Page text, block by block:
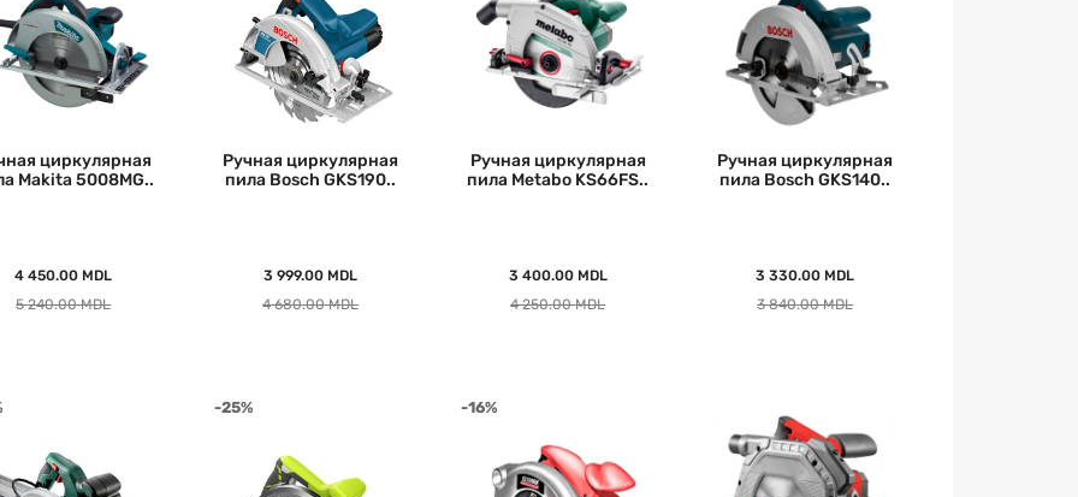
циркулярная
Makita 5008MG..
4 450.00 MDL
5 240.00 MDL
Ручная циркулярная
пила Bosch GKS190..
3 999.00 MDL
4 680.00 MDL
Ручная циркулярная
пила Metabo KS66FS..
3 400.00 MDL
4 250.00 MDL
Ручная циркулярная
пила Bosch GKS140..
3 330.00 MDL
3 840.00 MDL
-25% -16%